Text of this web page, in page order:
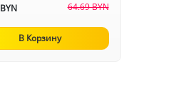
BYN 64.69 BYN
В Корзину